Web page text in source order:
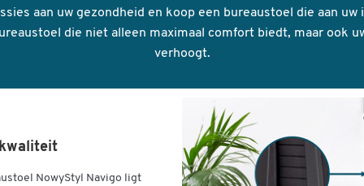
aan uw gezondheid en koop een bureaustoel die aan uw
die niet alleen maximaal comfort biedt, maar ook
verhoogt.
NowyStyl Navigo ligt